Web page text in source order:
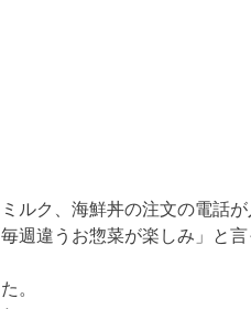
ルク、海鮮丼の注文の電話が
週違うお惣菜が楽しみ」と言
。